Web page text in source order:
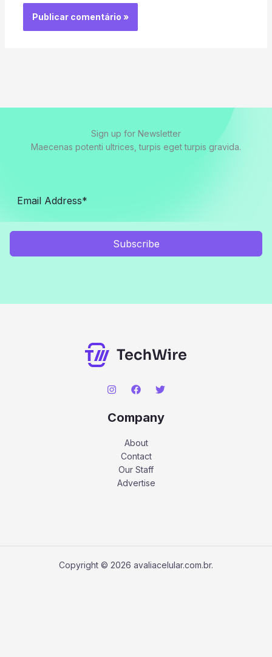
Sign up for Newsletter
Maecenas potenti ultrices, turpis eget turpis gravida.
Subscribe
Company
About
Contact
Our Staff
Advertise
Copyright © 2026 avaliacelular.com.br.